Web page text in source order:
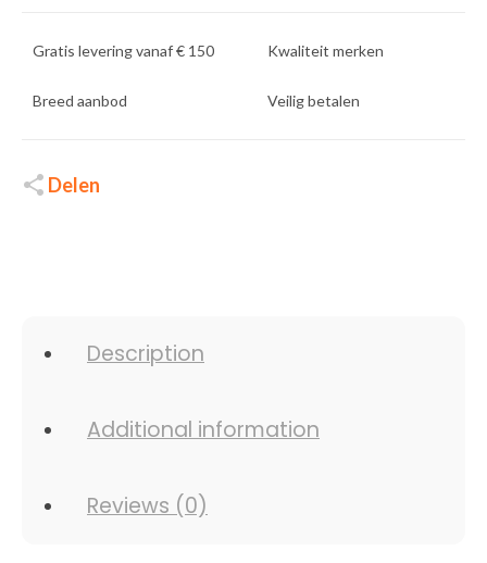
Gratis levering vanaf € 150 Kwaliteit merken
Breed aanbod Veilig betalen
Delen
Description
Additional information
Reviews (0)